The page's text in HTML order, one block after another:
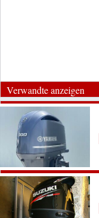
Verwandte anzeigen